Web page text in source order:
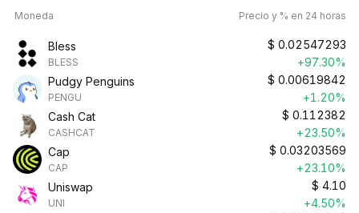
Moneda Precio y % en 24 horas
Bless
BLESS
$ 0.02547293
+97.30%
Pudgy Penguins
PENGU
$ 0.00619842
+1.20%
Cash Cat
CASHCAT
$ 0.112382
+23.50%
Cap
CAP
$ 0.03203569
+23.10%
Uniswap
UNI
$ 4.10
+4.50%